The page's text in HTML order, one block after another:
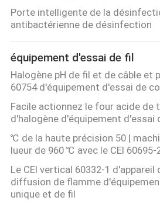
Porte intelligente de la
antibactérienne de désinfection
équipement d'essai de fil
Halogène pH de fil et de câble et
60754 d'équipement d'essai de
Facile actionnez le four acide de
d'halogène d'équipement d'essai
℃ de la haute précision 50 |
lueur de 960 ℃ avec le CEI 60695-
Le CEI vertical 60332-1
diffusion de flamme
unique et de fil